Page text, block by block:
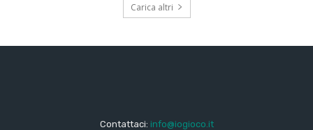
Carica altri
Contattaci: info@iogioco.it